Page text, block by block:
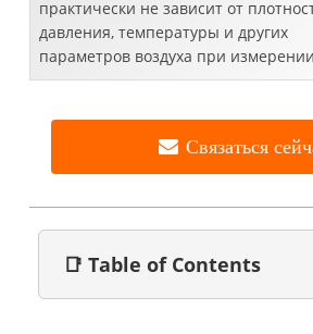
практически не зависит от
давления, температуры и других
параметров воздуха при измерении
объемного расхода воздуха. Этот
Связаться
📑 Table of Contents